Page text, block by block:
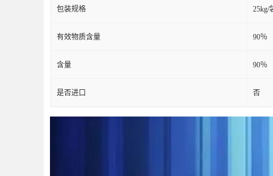
包装规格 25kg/
有效物质含量 90％
含量 90％
是否进口 否